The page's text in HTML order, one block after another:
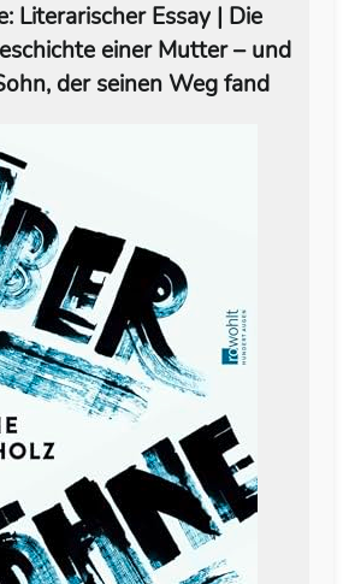
Literarischer Essay | Die
einer Mutter – und
der seinen Weg fand